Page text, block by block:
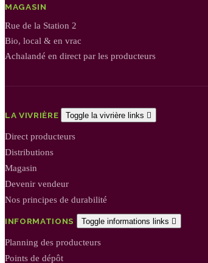
MAGASIN
Rue de la Station 2
Bio, local & en vrac
Achalandé en direct par les producteurs
LA VIVRIÈRE Toggle la vivrière links 
Direct producteurs
Distributions
Magasin
Devenir vendeur
Nos principes de durabilité
INFORMATIONS Toggle informations links 
Planning des producteurs
Points de dépôt